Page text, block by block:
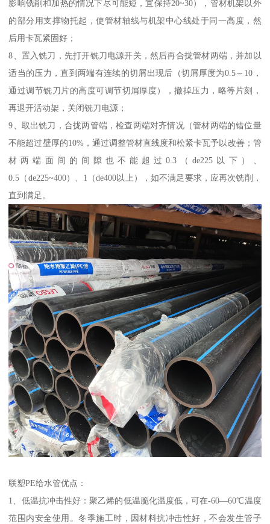
影响铣削和加热的情况下尽可能短，宜保持20~30），管材机架以外
的部分用支撑物托起，使管材轴线与机架中心线处于同一高度，然
后用卡瓦紧固好；
8、置入铣刀，先打开铣刀电源开关，然后再合拢管材两端，并加以
适当的压力，直到两端有连续的切屑出现后（切屑厚度为0.5～10，
通过调节铣刀片的高度可调节切屑厚度），撤掉压力，略等片刻，
再退开活动架，关闭铣刀电源；
9、取出铣刀，合拢两管端，检查两端对齐情况（管材两端的错位量
不能超过壁厚的10%，通过调整管材直线度和松紧卡瓦予以改善；管
材两端面间的间隙也不能超过0.3（de225以下）、
0.5（de225~400）、1（de400以上），如不满足要求，应再次铣削，
直到满足。
联塑PE给水管优点：
1、低温抗冲击性好：聚乙烯的低温脆化温度低，可在-60—60℃温度
范围内安全使用。冬季施工时，因材料抗冲击性好，不会发生管子